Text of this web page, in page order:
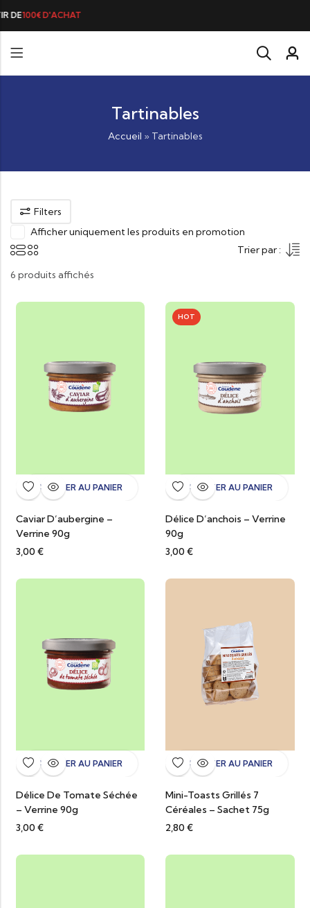
Tartinables
Accueil » Tartinables
Filters
Afficher uniquement les produits en promotion
Trier par :
6 produits affichés
AJOUTER AU PANIER
Caviar D’aubergine –
Verrine 90g
3,00 €
HOT
AJOUTER AU PANIER
Délice D’anchois – Verrine
90g
3,00 €
AJOUTER AU PANIER
Délice De Tomate Séchée
– Verrine 90g
3,00 €
AJOUTER AU PANIER
Mini-Toasts Grillés 7
Céréales – Sachet 75g
2,80 €